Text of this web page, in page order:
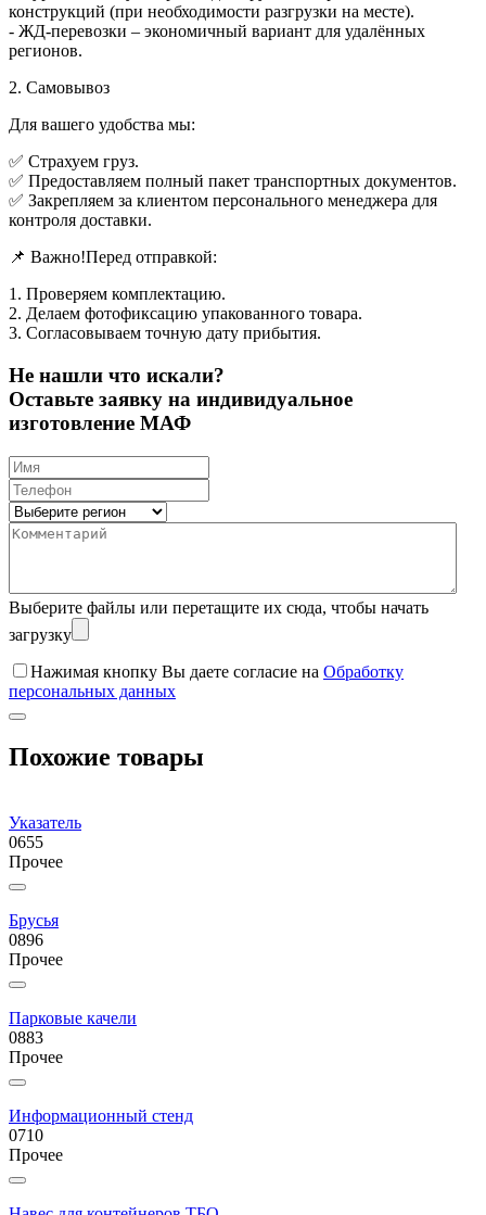
конструкций (при необходимости разгрузки на месте).
- ЖД-перевозки – экономичный вариант для удалённых
регионов.
2. Самовывоз
Для вашего удобства мы:
✅ Страхуем груз.
✅ Предоставляем полный пакет транспортных документов.
✅ Закрепляем за клиентом персонального менеджера для
контроля доставки.
📌 Важно!Перед отправкой:
1. Проверяем комплектацию.
2. Делаем фотофиксацию упакованного товара.
3. Согласовываем точную дату прибытия.
Не нашли что искали?
Оставьте заявку на индивидуальное
изготовление МАФ
Выберите файлы или перетащите их сюда, чтобы начать
загрузку
Нажимая кнопку Вы даете согласие на Обработку
персональных данных
Похожие товары
Указатель
0655
Прочее
Брусья
0896
Прочее
Парковые качели
0883
Прочее
Информационный стенд
0710
Прочее